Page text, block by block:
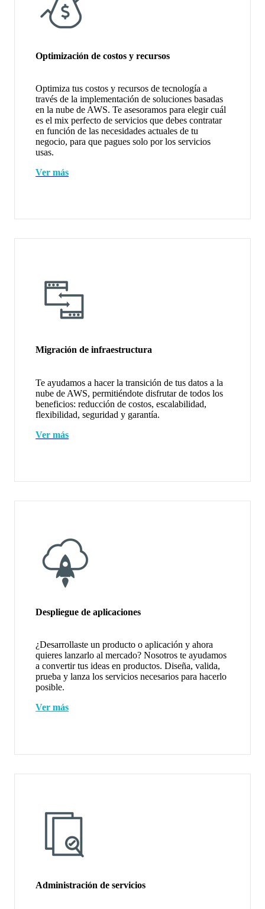
Optimización de costos y recursos
Optimiza tus costos y recursos de tecnología a
través de la implementación de soluciones basadas
en la nube de AWS. Te asesoramos para elegir cuál
es el mix perfecto de servicios que debes contratar
en función de las necesidades actuales de tu
negocio, para que pagues solo por los servicios
usas.
Ver más
Migración de infraestructura
Te ayudamos a hacer la transición de tus datos a la
nube de AWS, permitiéndote disfrutar de todos los
beneficios: reducción de costos, escalabilidad,
flexibilidad, seguridad y garantía.
Ver más
Despliegue de aplicaciones
¿Desarrollaste un producto o aplicación y ahora
quieres lanzarlo al mercado? Nosotros te ayudamos
a convertir tus ideas en productos. Diseña, valida,
prueba y lanza los servicios necesarios para hacerlo
posible.
Ver más
Administración de servicios